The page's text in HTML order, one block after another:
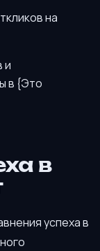
на
и
в {Это
в
успеха в